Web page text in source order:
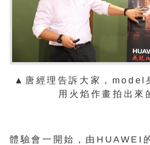
▲唐經理告訴大家，model
用火焰作畫拍出來
體驗會一開始，由HUAWEI